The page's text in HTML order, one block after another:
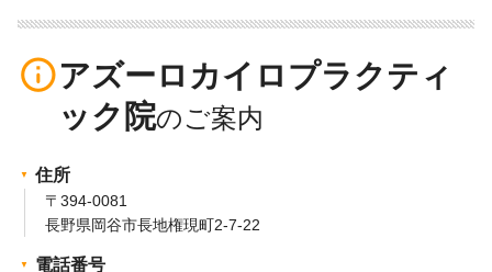
info_outlineアズーロカイロプラクティ
ック院
住所
〒394-0081
長野県岡谷市長地権現町2-7-22
電話番号